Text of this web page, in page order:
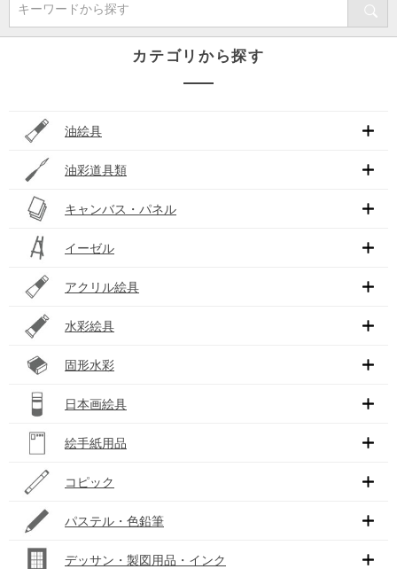
キーワードから探す
カテゴリから探す
油絵具
油彩道具類
キャンバス・パネル
イーゼル
アクリル絵具
水彩絵具
固形水彩
日本画絵具
絵手紙用品
コピック
パステル・色鉛筆
デッサン・製図用品・インク